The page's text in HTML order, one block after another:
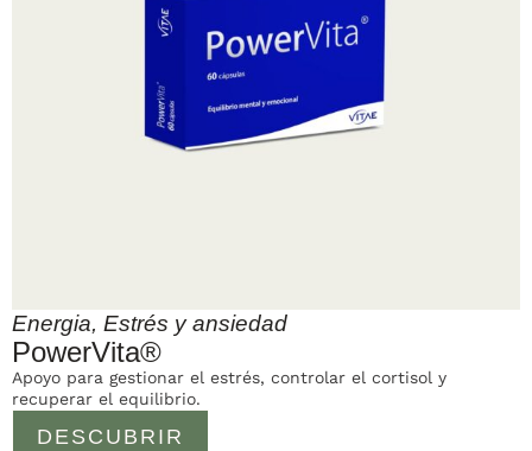
Energia, Estrés y ansiedad
PowerVita®
DESCUBRIR
Apoyo para gestionar el estrés, controlar el cortisol y
recuperar el equilibrio.